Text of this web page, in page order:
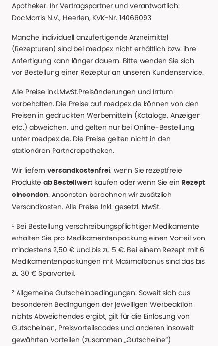
Apotheker. Ihr Vertragspartner und verantwortlich:
DocMorris N.V., Heerlen, KVK-Nr. 14066093
Manche individuell anzufertigende Arzneimittel
(Rezepturen) sind bei medpex nicht erhältlich bzw. ihre
Anfertigung kann länger dauern. Bitte wenden Sie sich
vor Bestellung einer Rezeptur an unseren Kundenservice.
Alle Preise inkl.MwSt.Preisänderungen und Irrtum
vorbehalten. Die Preise auf medpex.de können von den
Preisen in gedruckten Werbemitteln (Kataloge, Anzeigen
etc.) abweichen, und gelten nur bei Online-Bestellung
unter medpex.de. Die Preise gelten nicht in den
stationären Partnerapotheken.
Wir liefern versandkostenfrei, wenn Sie rezeptfreie
Produkte ab Bestellwert kaufen oder wenn Sie ein Rezept
einsenden. Ansonsten berechnen wir zusätzlich
Versandkosten. Alle Preise Inkl. gesetzl. MwSt.
¹ Bei Bestellung verschreibungspflichtiger Medikamente
erhalten Sie pro Medikamentenpackung einen Vorteil von
mindestens 2,50 € und bis zu 5 €. Bei einem Rezept mit 6
Medikamentenpackungen mit Maximalbonus sind das bis
zu 30 € Sparvorteil.
² Allgemeine Gutscheinbedingungen: Soweit sich aus
besonderen Bedingungen der jeweiligen Werbeaktion
nichts Abweichendes ergibt, gilt für die Einlösung von
Gutscheinen, Preisvorteilscodes und anderen insoweit
gewährten Vorteilen (zusammen „Gutscheine“)